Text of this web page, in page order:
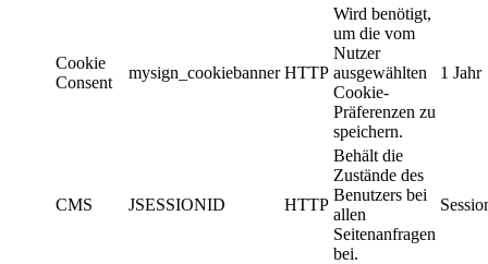
Cookie
Consent
mysign_cookiebanner HTTP
Wird benötigt,
um die vom
Nutzer
ausgewählten
Cookie-
Präferenzen zu
speichern.
1 Jahr
CMS JSESSIONID HTTP
Behält die
Zustände des
Benutzers bei
allen
Seitenanfragen
bei.